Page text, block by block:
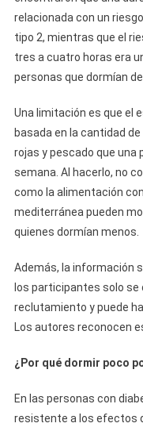
relacionada con un
tipo 2, mientras que el
tres a cuatro horas era
personas que dormían
Una limitación es que el
basada en la cantidad
rojas y pescado que una
semana. Al hacerlo, no
como la alimentación
mediterránea pueden
quienes dormían menos.
Además, la información
los participantes solo se
reclutamiento y puede
Los autores reconocen
¿Por qué dormir poco
En las personas con
resistente a los efectos